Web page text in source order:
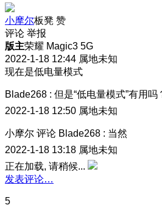
小摩尔板凳 赞
评论 举报
版主荣耀 Magic3 5G
2022-1-18 12:44 属地未知
现在是低电量模式
Blade268 : 但是“低电量模式”有用吗
2022-1-18 12:50 属地未知
小摩尔 评论 Blade268 : 当然
2022-1-18 13:18 属地未知
正在加载, 请稍候...
发表评论…
5